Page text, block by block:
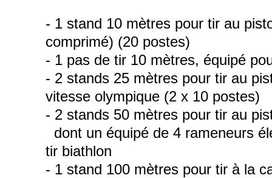
- 1 stand 10 mètres pour tir au
comprimé) (20 postes)
- 1 pas de tir 10 mètres, équipé
- 2 stands 25 mètres pour tir au
vitesse olympique (2 x 10 postes)
- 2 stands 50 mètres pour tir au
dont un équipé de 4 rameneurs
tir biathlon
- 1 stand 100 mètres pour tir à la